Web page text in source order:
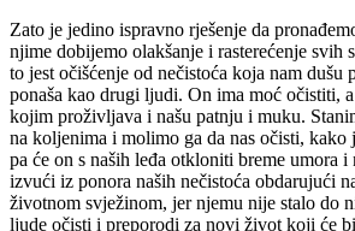
Zato je jedino ispravno rješenje da
njime dobijemo olakšanje i rasterećenje svih
to jest očišćenje od nečistoća koja nam dušu
ponaša kao drugi ljudi. On ima moć očistiti,
kojim proživljava i našu patnju i muku.
na koljenima i molimo ga da nas očisti, kako
pa će on s naših leđa otkloniti breme umora i
izvući iz ponora naših nečistoća obdarujući
životnom svježinom, jer njemu nije stalo do
ljude očisti i preporodi za novi život koji će